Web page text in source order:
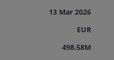
13 Mar 2026
EUR
498.58M